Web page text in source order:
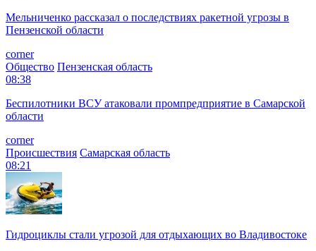
Мельниченко рассказал о последствиях ракетной угрозы в
Пензенской области
corner
Общество Пензенская область
08:38
Беспилотники ВСУ атаковали промпредприятие в Самарской
области
corner
Происшествия Самарская область
08:21
Гидроциклы стали угрозой для отдыхающих во Владивостоке